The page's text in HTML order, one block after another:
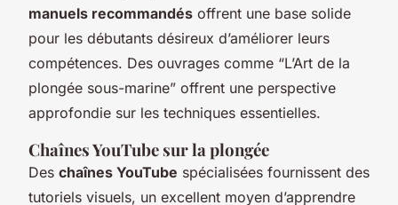
manuels recommandés offrent une base solide
pour les débutants désireux d’améliorer leurs
compétences. Des ouvrages comme “L’Art de la
plongée sous-marine” offrent une perspective
approfondie sur les techniques essentielles.
Chaînes YouTube sur la plongée
Des chaînes YouTube spécialisées fournissent des
tutoriels visuels, un excellent moyen d’apprendre